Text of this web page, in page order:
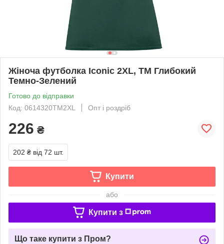
Жіноча футболка Iconic 2XL, TM Глибокий
Темно-Зелений
Готово до відправки
Код: 0614320TM2XL
Опт і роздріб
226 ₴
202 ₴ від 72 шт.
Купити
або
Купити з
Що таке купити з Пром?